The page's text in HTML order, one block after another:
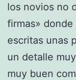
los novios no
firmas»
escritas unas
un detalle
muy buen